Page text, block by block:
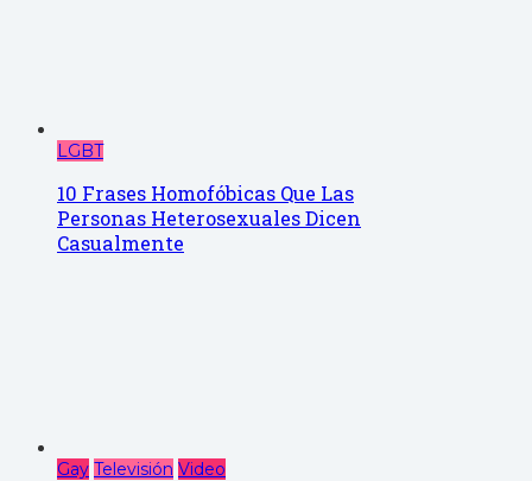
LGBT
10 Frases Homofóbicas Que Las
Personas Heterosexuales Dicen
Casualmente
Gay Televisión Video